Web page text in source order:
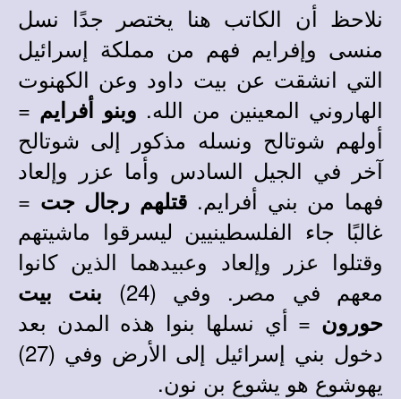
نلاحظ أن الكاتب هنا يختصر جدًا نسل
منسى وإفرايم فهم من مملكة إسرائيل
التي انشقت عن بيت داود وعن الكهنوت
الهاروني المعينين من الله. وبنو أفرايم =
أولهم شوتالح ونسله مذكور إلى شوتالح
آخر في الجيل السادس وأما عزر وإلعاد
فهما من بني أفرايم. قتلهم رجال جت =
غالبًا جاء الفلسطينيين ليسرقوا ماشيتهم
وقتلوا عزر وإلعاد وعبيدهما الذين كانوا
معهم في مصر. وفي (24)
بنت بيت
حورون = أي نسلها بنوا هذه المدن بعد
دخول بني إسرائيل إلى الأرض وفي (27)
يهوشوع هو يشوع بن نون.